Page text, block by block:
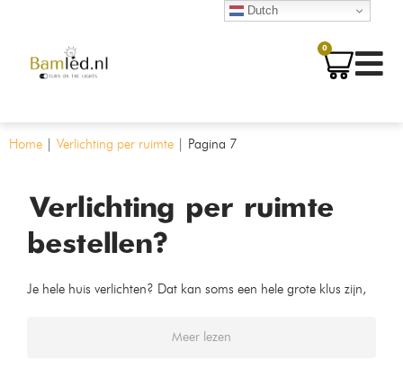
0
Home | Verlichting per ruimte | Pagina 7
Verlichting per ruimte
bestellen?
Je hele huis verlichten? Dat kan soms een hele grote klus zijn,
Meer lezen
Dutch